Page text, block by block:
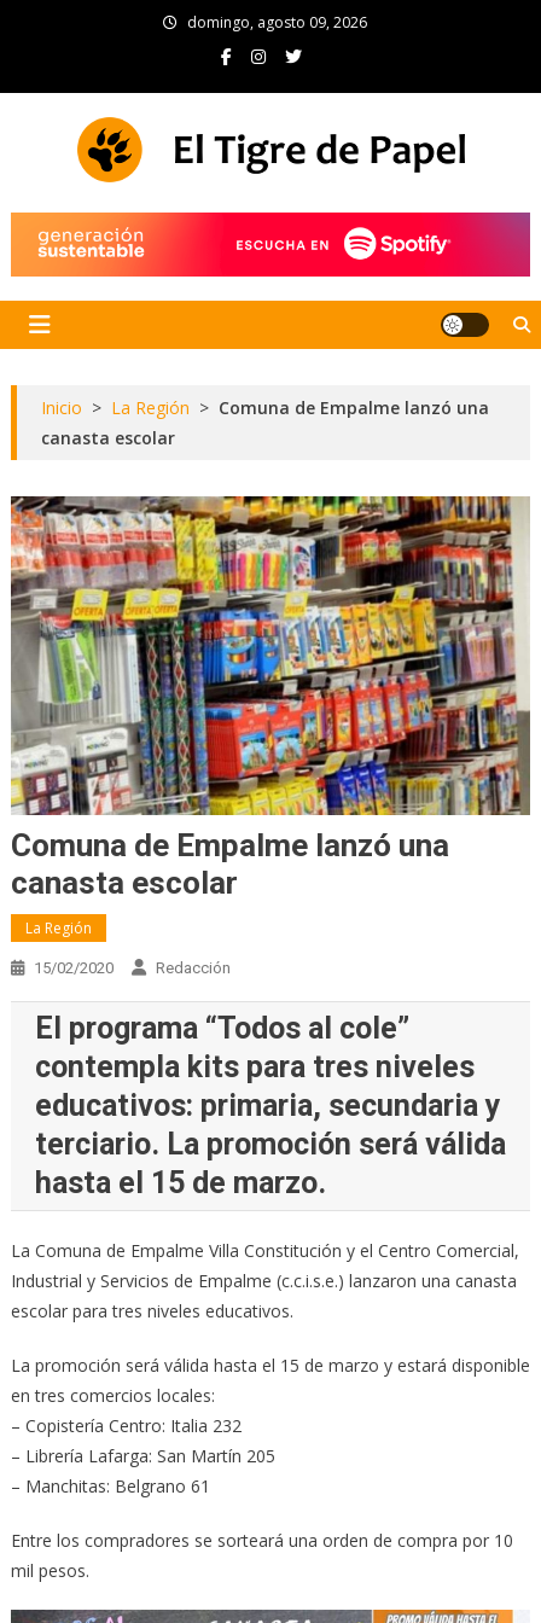
domingo, agosto 09, 2026
Inicio > La Región > Comuna de Empalme lanzó una
canasta escolar
Comuna de Empalme lanzó una
canasta escolar
La Región
15/02/2020 Redacción
El programa “Todos al cole”
contempla kits para tres niveles
educativos: primaria, secundaria y
terciario. La promoción será válida
hasta el 15 de marzo.
La Comuna de Empalme Villa Constitución y el Centro Comercial,
Industrial y Servicios de Empalme (c.c.i.s.e.) lanzaron una canasta
escolar para tres niveles educativos.
La promoción será válida hasta el 15 de marzo y estará disponible
en tres comercios locales:
– Copistería Centro: Italia 232
– Librería Lafarga: San Martín 205
– Manchitas: Belgrano 61
Entre los compradores se sorteará una orden de compra por 10
mil pesos.